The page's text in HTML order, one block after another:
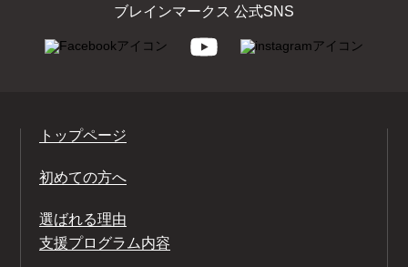
ブレインマークス 公式SNS
トップページ
初めての方へ
選ばれる理由
支援プログラム内容